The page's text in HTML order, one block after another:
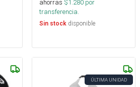
ahorras $1.280 por
transferencia.
Sin stock disponible
ÚLTIMA UNIDAD